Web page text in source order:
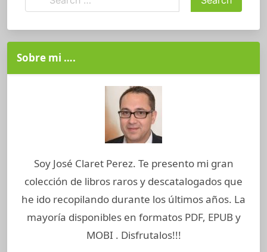
Sobre mi ….
Soy José Claret Perez. Te presento mi gran
colección de libros raros y descatalogados que
he ido recopilando durante los últimos años. La
mayoría disponibles en formatos PDF, EPUB y
MOBI . Disfrutalos!!!